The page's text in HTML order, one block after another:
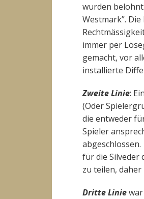
wurden
Westmark”.
immer per
gemacht, vor
installierte
Zweite Linie:
(Oder
die entweder
Spieler
für die Silveder
zu teilen,
Dritte Linie